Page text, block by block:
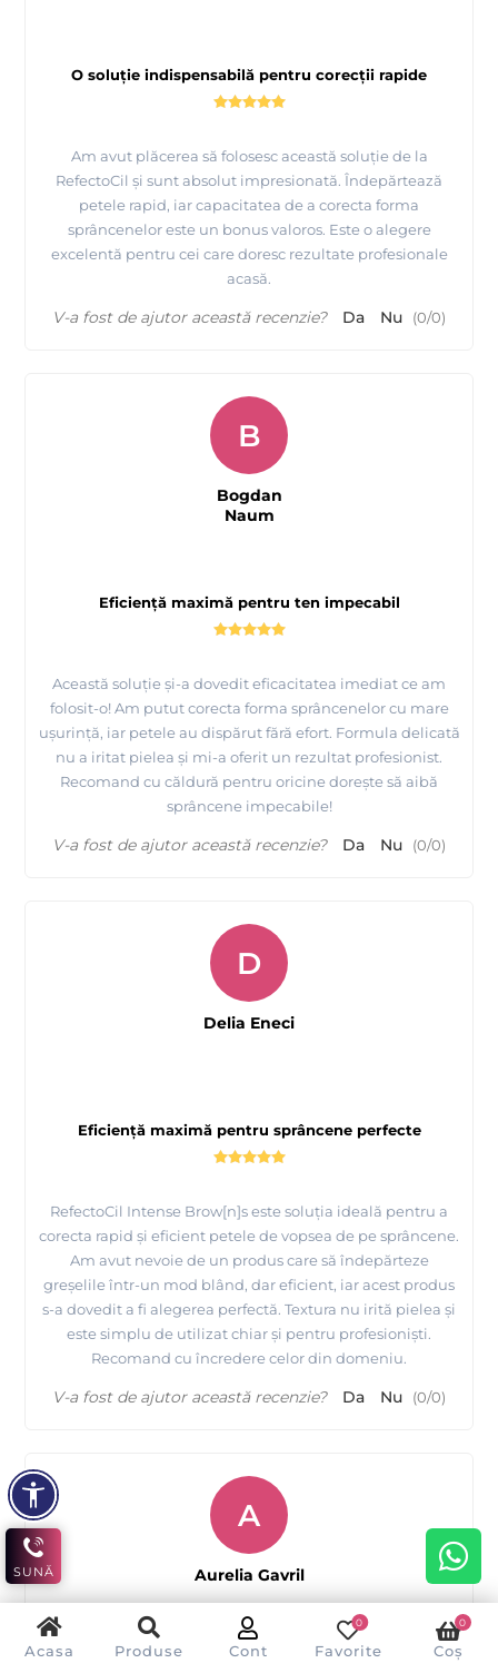
Acasa Produse Cont Favorite
0
Coș
0
O soluție indispensabilă pentru corecții rapide
Am avut plăcerea să folosesc această soluție de la
RefectoCil și sunt absolut impresionată. Îndepărtează
petele rapid, iar capacitatea de a corecta forma
sprâncenelor este un bonus valoros. Este o alegere
excelentă pentru cei care doresc rezultate profesionale
acasă.
V-a fost de ajutor această recenzie? Da Nu (0/0)
Eficiență maximă pentru ten impecabil
Această soluție și-a dovedit eficacitatea imediat ce am
folosit-o! Am putut corecta forma sprâncenelor cu mare
ușurință, iar petele au dispărut fără efort. Formula delicată
nu a iritat pielea și mi-a oferit un rezultat profesionist.
Recomand cu căldură pentru oricine dorește să aibă
sprâncene impecabile!
B
Bogdan
Naum
V-a fost de ajutor această recenzie? Da Nu (0/0)
Eficiență maximă pentru sprâncene perfecte
RefectoCil Intense Brow[n]s este soluția ideală pentru a
corecta rapid și eficient petele de vopsea de pe sprâncene.
Am avut nevoie de un produs care să îndepărteze
greșelile într-un mod blând, dar eficient, iar acest produs
s-a dovedit a fi alegerea perfectă. Textura nu irită pielea și
este simplu de utilizat chiar și pentru profesioniști.
Recomand cu încredere celor din domeniu.
D
Delia Eneci
V-a fost de ajutor această recenzie? Da Nu (0/0)
A
Aurelia Gavril
SUNĂ